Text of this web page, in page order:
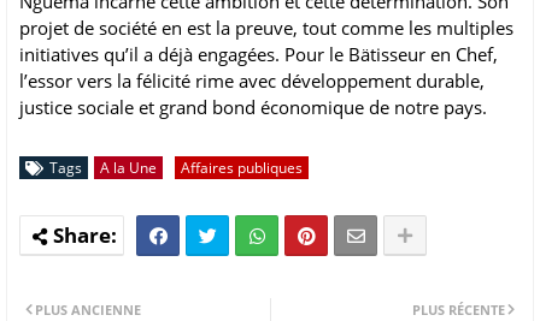
projet de société en est la preuve, tout comme les multiples
initiatives qu’il a déjà engagées. Pour le Bätisseur en Chef,
l’essor vers la félicité rime avec développement durable,
justice sociale et grand bond économique de notre pays.
Tags A la Une Affaires publiques
PLUS RÉCENTE
PLUS ANCIENNE